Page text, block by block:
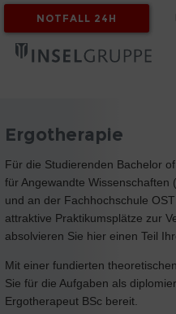
MYINSEL
NOTFALL 24H
Ergotherapie
Für die Studierenden Bachelor
für Angewandte Wissenschaften
und an der Fachhochschule
attraktive Praktikumsplätze zur
absolvieren Sie hier einen Teil
Mit einer fundierten
Sie für die Aufgaben als
Ergotherapeut BSc bereit.